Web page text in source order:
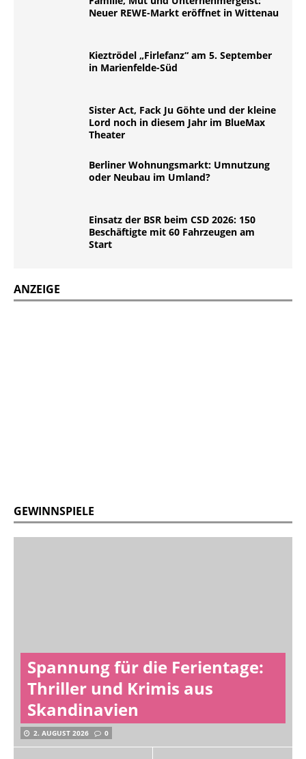
Neuer REWE-Markt eröffnet in Wittenau
Kieztrödel „Firlefanz“ am 5. September
in Marienfelde-Süd
Sister Act, Fack Ju Göhte und der kleine
Lord noch in diesem Jahr im BlueMax
Theater
Berliner Wohnungsmarkt: Umnutzung
oder Neubau im Umland?
Einsatz der BSR beim CSD 2026: 150
Beschäftigte mit 60 Fahrzeugen am
Start
ANZEIGE
GEWINNSPIELE
Spannung für die Ferientage:
Thriller und Krimis aus
Skandinavien
2. AUGUST 2026 0